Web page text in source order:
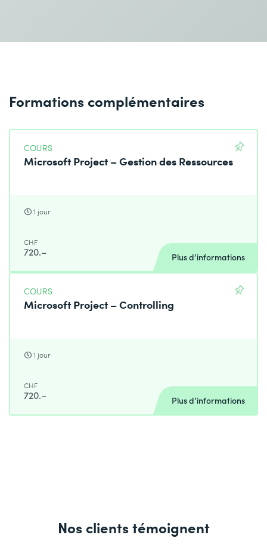
Formations complémentaires
COURS
Microsoft Project – Gestion des Ressources
1 jour
CHF
720.– Plus d’informations
COURS
Microsoft Project – Controlling
1 jour
CHF
720.– Plus d’informations
Nos clients témoignent